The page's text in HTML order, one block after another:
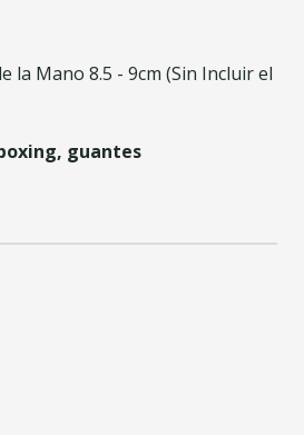
la Mano 8.5 - 9cm (Sin Incluir el
guantes